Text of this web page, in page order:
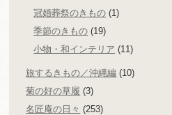
冠婚葬祭のきもの (1)
季節のきもの (19)
小物・和インテリア (11)
旅するきもの／沖縄編 (10)
菊の好の草履 (3)
名匠庵の日々 (253)